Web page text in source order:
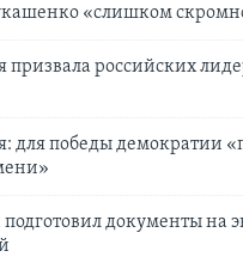
«слишком
призвала российских
для победы демократии
подготовил документы на